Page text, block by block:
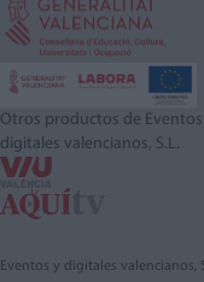
Otros productos de Eventos
digitales valencianos, S.L.
Eventos y digitales valencianos,